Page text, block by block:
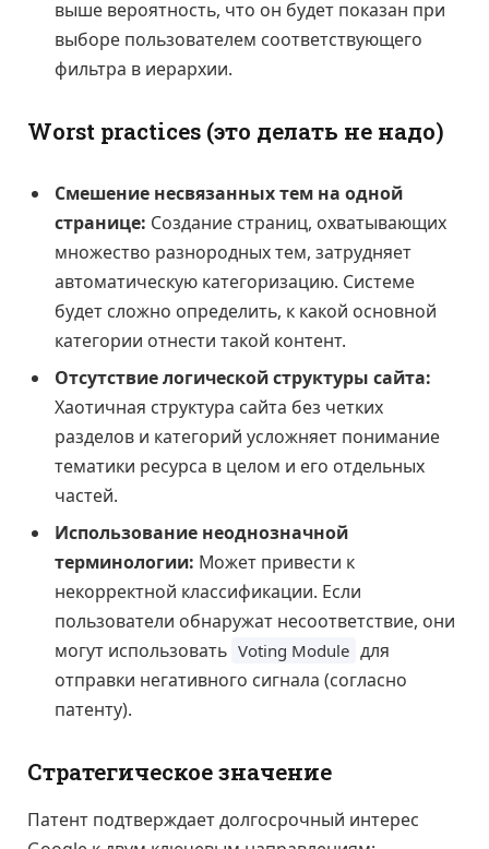
выше вероятность, что он будет показан при
выборе пользователем соответствующего
фильтра в иерархии.
Worst practices (это делать не надо)
Смешение несвязанных тем на одной
странице: Создание страниц, охватывающих
множество разнородных тем, затрудняет
автоматическую категоризацию. Системе
будет сложно определить, к какой основной
категории отнести такой контент.
Отсутствие логической структуры сайта:
Хаотичная структура сайта без четких
разделов и категорий усложняет понимание
тематики ресурса в целом и его отдельных
частей.
Использование неоднозначной
терминологии: Может привести к
некорректной классификации. Если
пользователи обнаружат несоответствие, они
могут использовать Voting Module для
отправки негативного сигнала (согласно
патенту).
Стратегическое значение
Патент подтверждает долгосрочный интерес